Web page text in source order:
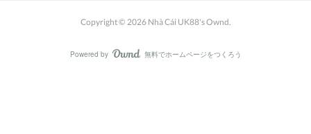
Copyright © 2026 Nhà Cái UK88's Ownd.
Powered by AmebaOwnd
無料でホームページをつくろう